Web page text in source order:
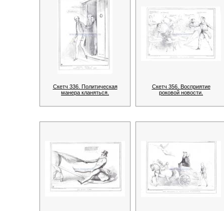
Скетч 336. Политическая
манера кланяться.
Скетч 356. Восприятие
роковой новости.